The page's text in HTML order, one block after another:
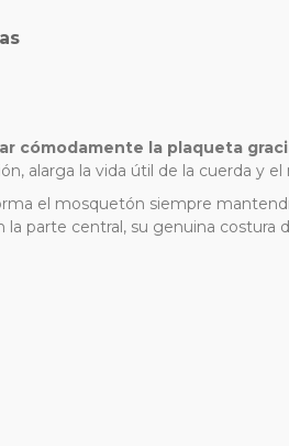
cómodamente la plaqueta
alarga la vida útil de la cuerda y
el mosquetón siempre
parte central, su genuina costura